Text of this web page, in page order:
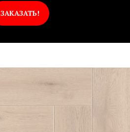
ЗАКАЗАТЬ!